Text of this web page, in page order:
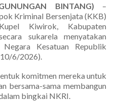
BINTANG) –
Kriminal Bersenjata (KKB)
Kiwirok, Kabupaten
sukarela menyatakan
Kesatuan Republik
6/2026).
komitmen mereka untuk
bersama-sama membangun
bingkai NKRI.